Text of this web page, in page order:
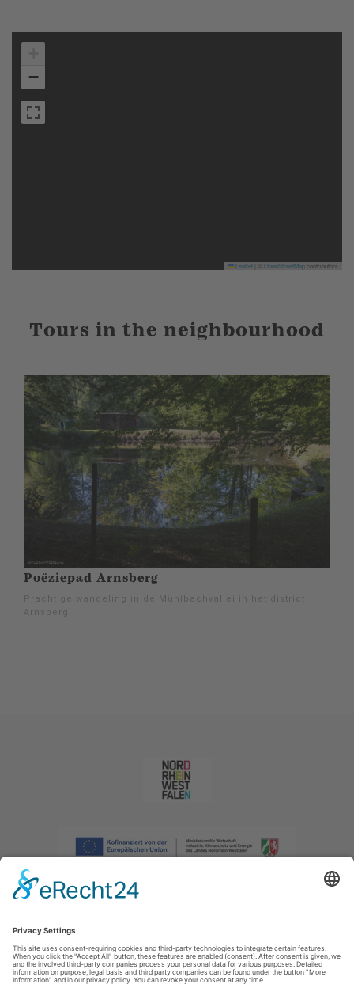
−
Leaflet OpenStreetMapcontributors
Tours in the neighbourhood
Poëziepad Arnsberg
Prachtige wandeling in de Mühlbachvallei in het district
Arnsberg.
Afdruk |Privacybeleid|Verklaring van toegankelijkheid